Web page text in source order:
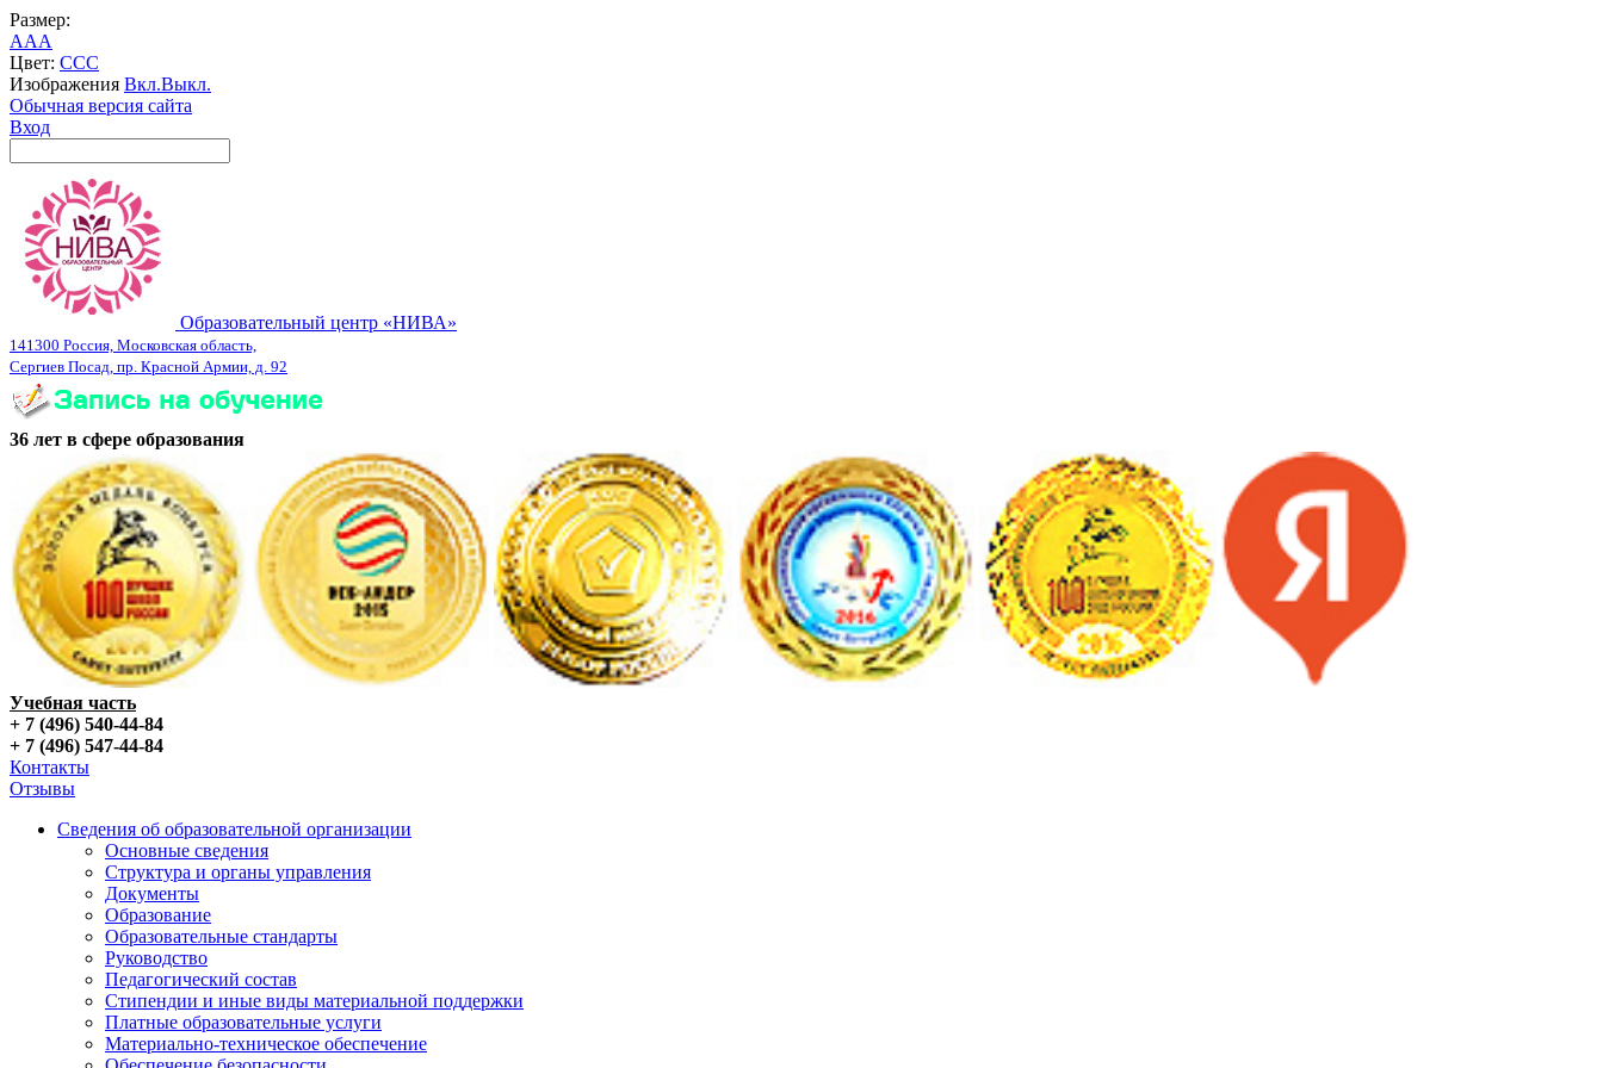
Размер:
AAA
Цвет: CCC
Изображения Вкл.Выкл.
Обычная версия сайта
Вход
Образовательный центр «НИВА»
141300 Россия, Московская область,
Сергиев Посад, пр. Красной Армии, д. 92
36 лет в сфере образования
Учебная часть
+ 7 (496) 540-44-84
+ 7 (496) 547-44-84
Контакты
Отзывы
Сведения об образовательной организации
Основные сведения
Структура и органы управления
Документы
Образование
Образовательные стандарты
Руководство
Педагогический состав
Стипендии и иные виды материальной поддержки
Платные образовательные услуги
Материально-техническое обеспечение